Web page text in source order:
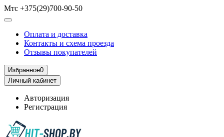
Мтс +375(29)700-90-50
Оплата и доставка
Контакты и схема проезда
Отзывы покупателей
Избранное0
Личный кабинет
Авторизация
Регистрация